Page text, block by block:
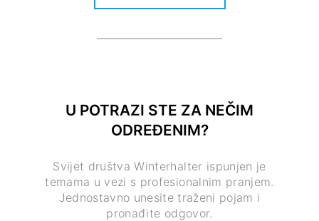
U POTRAZI STE ZA NEČIM
ODREĐENIM?
Svijet društva Winterhalter ispunjen je
temama u vezi s profesionalnim pranjem.
Jednostavno unesite traženi pojam i
pronađite odgovor.